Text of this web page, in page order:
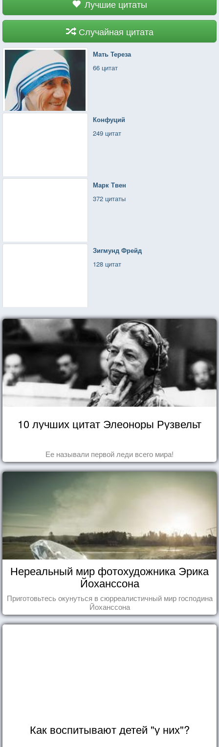
Лучшие цитаты
Случайная цитата
Мать Тереза
66 цитат
Конфуций
249 цитат
Марк Твен
372 цитаты
Зигмунд Фрейд
128 цитат
10 лучших цитат Элеоноры Рузвельт
Ее называли первой леди всего мира!
Нереальный мир фотохудожника Эрика
Йоханссона
Приготовьтесь окунуться в сюрреалистичный мир господина
Йоханссона
Как воспитывают детей "у них"?